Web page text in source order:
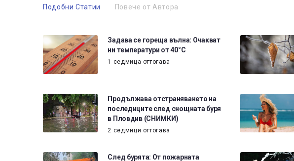
Подобни Статии Повече от Автора
Задава се гореща вълна: Очакват
ни температури от 40°C
1 седмица оттогава
Продължава отстраняването на
последиците след снощната буря
в Пловдив (СНИМКИ)
2 седмици оттогава
След бурята: От пожарната